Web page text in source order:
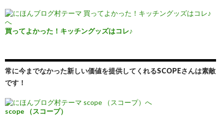
買ってよかった！キッチングッズはコレ♪
常に今までなかった新しい価値を提供してくれるSCOPEさんは素敵
です！
scope （スコープ）